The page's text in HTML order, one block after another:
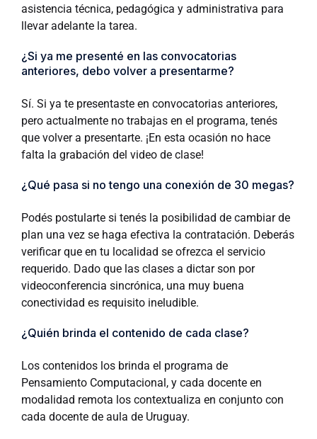
asistencia técnica, pedagógica y administrativa para
llevar adelante la tarea.
¿Si ya me presenté en las convocatorias
anteriores, debo volver a presentarme?
Sí. Si ya te presentaste en convocatorias anteriores,
pero actualmente no trabajas en el programa, tenés
que volver a presentarte. ¡En esta ocasión no hace
falta la grabación del video de clase!
¿Qué pasa si no tengo una conexión de 30 megas?
Podés postularte si tenés la posibilidad de cambiar de
plan una vez se haga efectiva la contratación. Deberás
verificar que en tu localidad se ofrezca el servicio
requerido. Dado que las clases a dictar son por
videoconferencia sincrónica, una muy buena
conectividad es requisito ineludible.
¿Quién brinda el contenido de cada clase?
Los contenidos los brinda el programa de
Pensamiento Computacional, y cada docente en
modalidad remota los contextualiza en conjunto con
cada docente de aula de Uruguay.